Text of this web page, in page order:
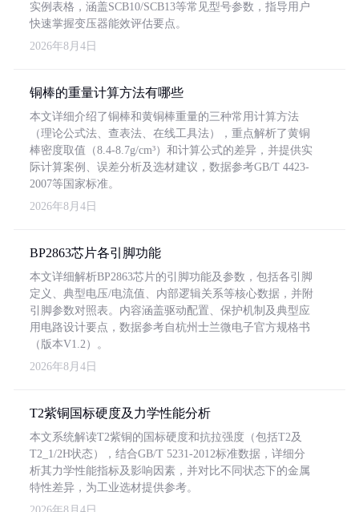
实例表格，涵盖SCB10/SCB13等常见型号参数，指导用户
快速掌握变压器能效评估要点。
2026年8月4日
铜棒的重量计算方法有哪些
本文详细介绍了铜棒和黄铜棒重量的三种常用计算方法
（理论公式法、查表法、在线工具法），重点解析了黄铜
棒密度取值（8.4-8.7g/cm³）和计算公式的差异，并提供实
际计算案例、误差分析及选材建议，数据参考GB/T 4423-
2007等国家标准。
2026年8月4日
BP2863芯片各引脚功能
本文详细解析BP2863芯片的引脚功能及参数，包括各引脚
定义、典型电压/电流值、内部逻辑关系等核心数据，并附
引脚参数对照表。内容涵盖驱动配置、保护机制及典型应
用电路设计要点，数据参考自杭州士兰微电子官方规格书
（版本V1.2）。
2026年8月4日
T2紫铜国标硬度及力学性能分析
本文系统解读T2紫铜的国标硬度和抗拉强度（包括T2及
T2_1/2H状态），结合GB/T 5231-2012标准数据，详细分
析其力学性能指标及影响因素，并对比不同状态下的金属
特性差异，为工业选材提供参考。